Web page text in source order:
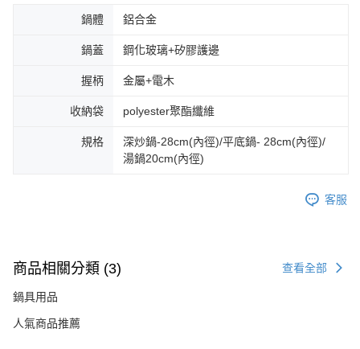
鍋體 鋁合金
鍋蓋 鋼化玻璃+矽膠護邊
握柄 金屬+電木
收納袋 polyester聚酯纖維
規格
深炒鍋-28cm(內徑)/平底鍋- 28cm(內徑)/
湯鍋20cm(內徑)
客服
商品相關分類 (3) 查看全部
鍋具用品
人氣商品推薦